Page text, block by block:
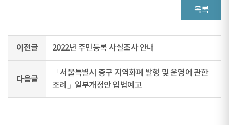
목록
이전글 2022년 주민등록 사실조사 안내
다음글
「서울특별시 중구 지역화폐 발행 및 운영에 관한
조례」일부개정안 입법예고